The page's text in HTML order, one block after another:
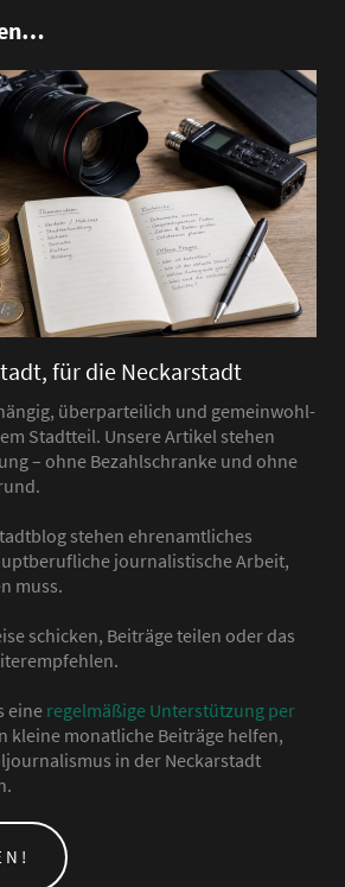
für die Neckarstadt
überparteilich und gemeinwohl-
Stadtteil. Unsere Artikel stehen
– ohne Bezahlschranke und ohne
stehen ehrenamtliches
journalistische Arbeit,
muss.
schicken, Beiträge teilen oder das
eine regelmäßige Unterstützung per
kleine monatliche Beiträge helfen,
in der Neckarstadt